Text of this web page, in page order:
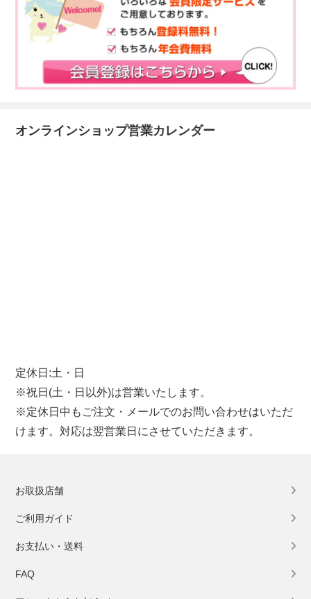
オンラインショップ営業カレンダー
定休日:土・日
※祝日(土・日以外)は営業いたします。
※定休日中もご注文・メールでのお問い合わせはいただ
けます。対応は翌営業日にさせていただきます。
お取扱店舗
ご利用ガイド
お支払い・送料
FAQ